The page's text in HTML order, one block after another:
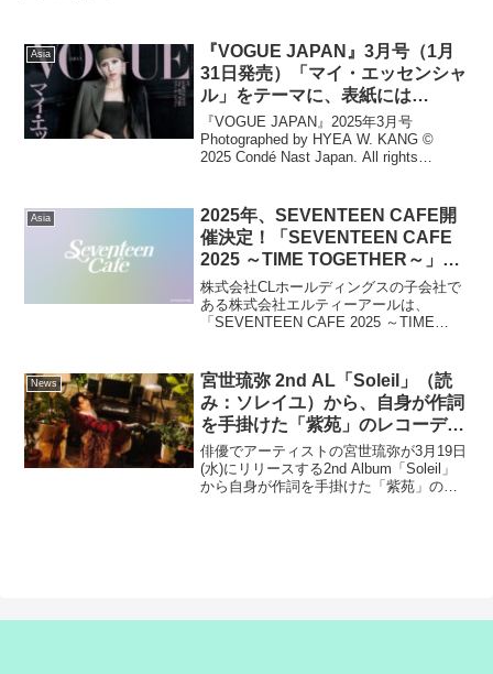
Asia
『VOGUE JAPAN』3月号（1月
31日発売）「マイ・エッセンシャ
ル」をテーマに、表紙には
TWICEのMINAが自身のトゥシュ
ーズを纏って降臨
『VOGUE JAPAN』2025年3月号
Photographed by HYEA W. KANG ©
2025 Condé Nast Japan. All rights
Asia
2025年、SEVENTEEN CAFE開
催決定！「SEVENTEEN CAFE
2025 ～TIME TOGETHER～」東
京・大阪・愛知にて、期間限定オ
ープン！！
株式会社CLホールディングスの子会社で
ある株式会社エルティーアールは、
「SEVENTEEN CAFE 2025 ～TIME
ープンいたします。■「SEVE...
News
宮世琉弥 2nd AL「Soleil」（読
み：ソレイユ）から、自身が作詞
を手掛けた「紫苑」のレコーディ
ングムービーを公開！
俳優でアーティストの宮世琉弥が3月19日
(水)にリリースする2nd Album「Soleil」
から自身が作詞を手掛けた「紫苑」のレ